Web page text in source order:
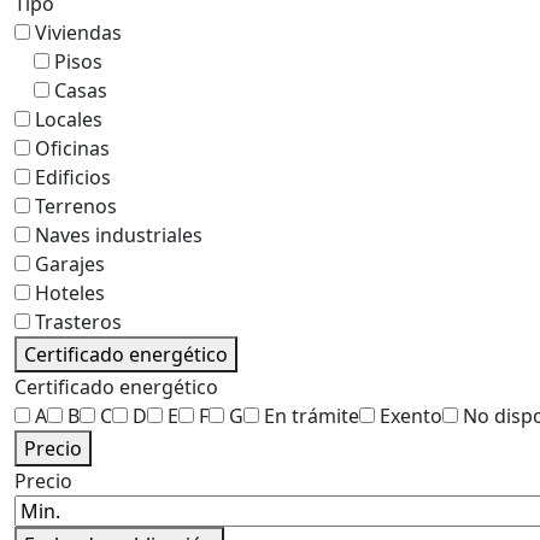
Viviendas
Pisos
Casas
Locales
Oficinas
Edificios
Terrenos
Naves industriales
Garajes
Hoteles
Trasteros
Certificado energético
Certificado energético
A
B C D E F G En trámite Exento
No
Precio
Precio